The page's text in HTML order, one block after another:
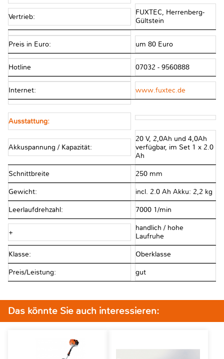
Vertrieb:
FUXTEC, Herrenberg-
Gültstein
Preis in Euro: um 80 Euro
Hotline 07032 - 9560888
Internet: www.fuxtec.de
Ausstattung:
Akkuspannung / Kapazität:
20 V, 2,0Ah und 4,0Ah
verfügbar, im Set 1 x 2.0
Ah
Schnittbreite 250 mm
Gewicht: incl. 2.0 Ah Akku: 2,2 kg
Leerlaufdrehzahl: 7000 1/min
+
handlich / hohe
Laufruhe
Klasse: Oberklasse
Preis/Leistung: gut
Das könnte Sie auch interessieren: